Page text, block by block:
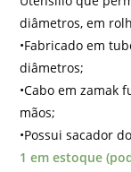
diâmetros, em
•Fabricado em
diâmetros;
•Cabo em zamak
mãos;
•Possui sacador
1 em estoque